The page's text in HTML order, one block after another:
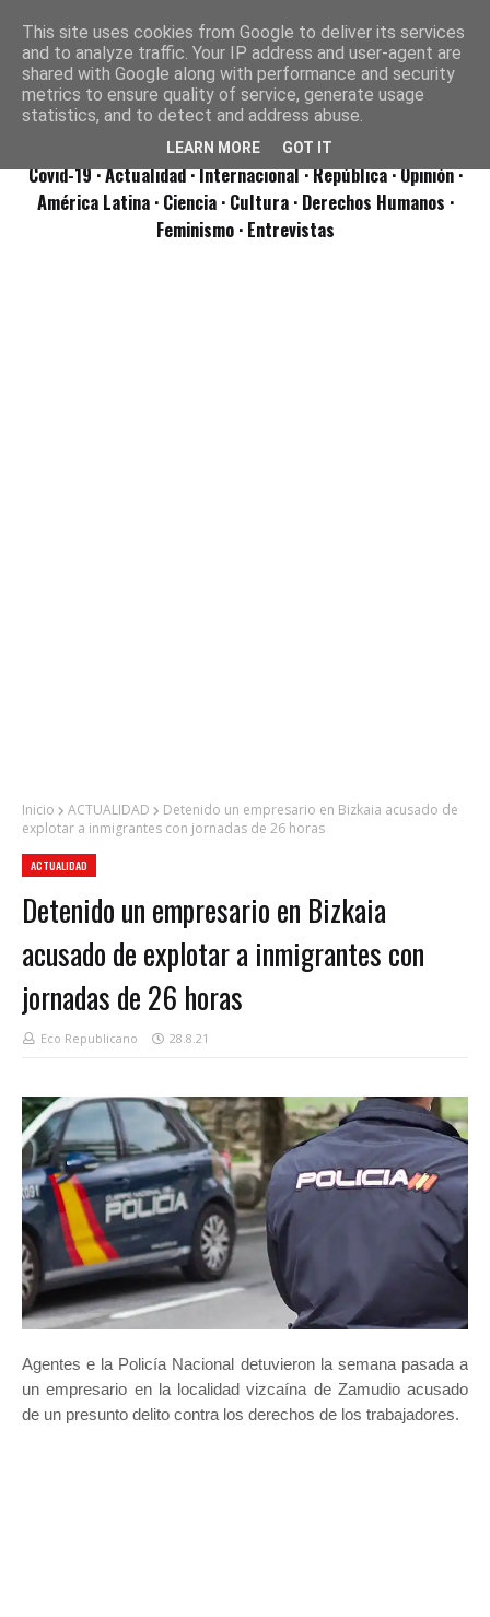
Covid-19· Actualidad· Internacional· República· Opinión·
América Latina · Ciencia · Cultura · Derechos Humanos ·
Feminismo · Entrevistas
Inicio ACTUALIDAD
Detenido un empresario en Bizkaia acusado de
explotar a inmigrantes con jornadas de 26 horas
ACTUALIDAD
Detenido un empresario en Bizkaia
acusado de explotar a inmigrantes con
jornadas de 26 horas
Eco Republicano 28.8.21
Agentes e la Policía Nacional detuvieron la semana pasada a
un empresario en la localidad vizcaína de Zamudio acusado
de un presunto delito contra los derechos de los trabajadores.
This site uses cookies from Google to deliver its services
and to analyze traffic. Your IP address and user-agent are
shared with Google along with performance and security
metrics to ensure quality of service, generate usage
statistics, and to detect and address abuse.
LEARN MORE GOT IT